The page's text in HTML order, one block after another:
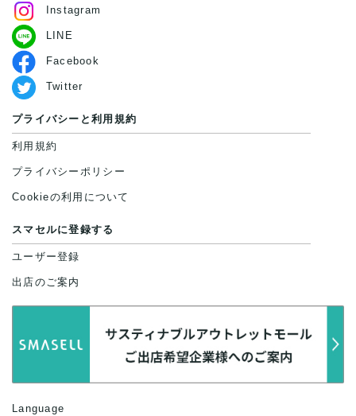
Instagram
LINE
Facebook
Twitter
プライバシーと利用規約
利用規約
プライバシーポリシー
Cookieの利用について
スマセルに登録する
ユーザー登録
出店のご案内
Language